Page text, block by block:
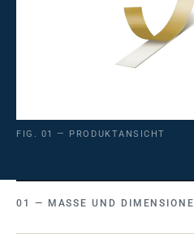
FIG. 01 — PRODUKTANSICHT
MASSE UND DIMENSIONEN